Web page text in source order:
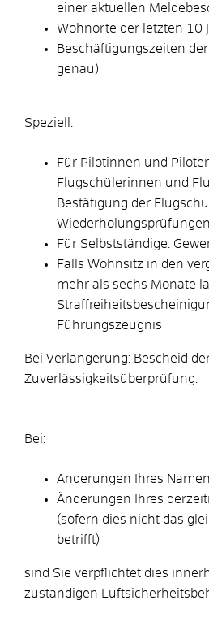
einer aktuellen
Wohnorte der letzten 10
Beschäftigungszeiten der
genau)
Speziell:
Für Pilotinnen und
Flugschülerinnen und
Bestätigung der
Für Selbstständige:
Falls Wohnsitz in den
mehr als sechs Monate
Führungszeugnis
Bei Verlängerung: Bescheid
Zuverlässigkeitsüberprüfung.
Bei:
Änderungen Ihres
Änderungen Ihres
(sofern dies nicht das
betrifft)
​​​​​​​sind Sie verpflichtet dies
zuständigen